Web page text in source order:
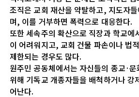
조직은 교회 재산을 약탈하고, 지도자
며, 이를 거부하면 폭력으로 대응한다.
또한 세속주의 확산으로 직장과 학교에
이 어려워지고, 교회 건물 파손이나 법
제한되는 경우도 많다.
원주민 공동체에서는 자신들의 종교·
위해 기독교 개종자들을 배척하거나 강
어난다.